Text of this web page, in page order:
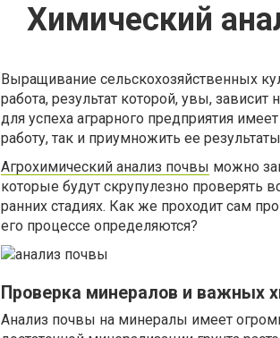
Химический
Выращивание сельскохозяйственных
работа, результат которой, увы,
для успеха аграрного предприятия
работу, так и приумножить ее
Агрохимический анализ почвы можно
которые будут скрупулезно проверять
ранних стадиях. Как же проходит сам
его процессе определяются?
Проверка минералов и важных
Анализ почвы на минералы имеет